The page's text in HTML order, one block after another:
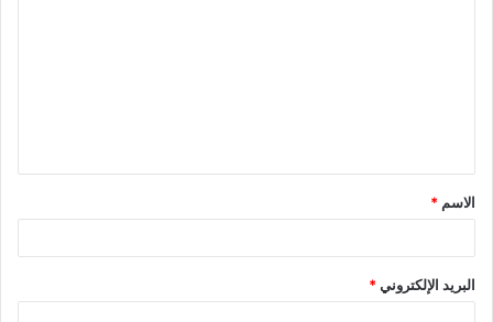
ق
*
الاسم *
البريد الإلكتروني*